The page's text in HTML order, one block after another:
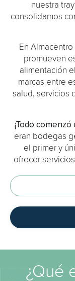
nuestra
consolidamos
En
promueven
alimentación
marcas entre
salud, servicios
¡Todo
eran bodegas
el primer y
ofrecer
¿Qué